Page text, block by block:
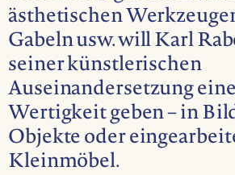
ästhetischen
Gabeln usw. will Karl
seiner künstlerischen
Auseinandersetzung
Wertigkeit geben – in
Objekte oder
Kleinmöbel.